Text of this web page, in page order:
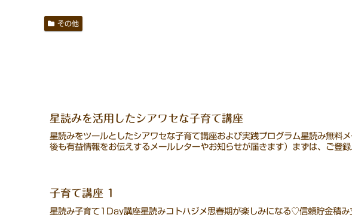
その他
星読みを活用したシアワセな子育て講座
星読みをツールとしたシアワセな子育て講座および実践プログラム星読み無
後も有益情報をお伝えするメールレターやお知らせが届きます）まずは、ご登録
子育て講座 1
星読み子育て1Day講座星読みコトハジメ思春期が楽しみになる♡信頼貯金積